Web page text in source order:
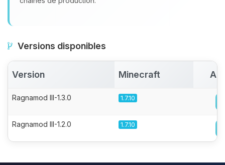
Versions disponibles
Version Minecraft
Ragnamod III-1.3.0 1.7.10
Ragnamod III-1.2.0 1.7.10